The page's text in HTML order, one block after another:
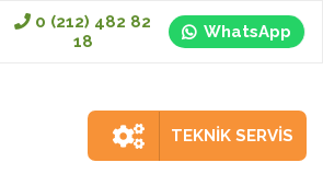
0 (212) 482 82
18
WhatsApp
TEKNİK SERVİS